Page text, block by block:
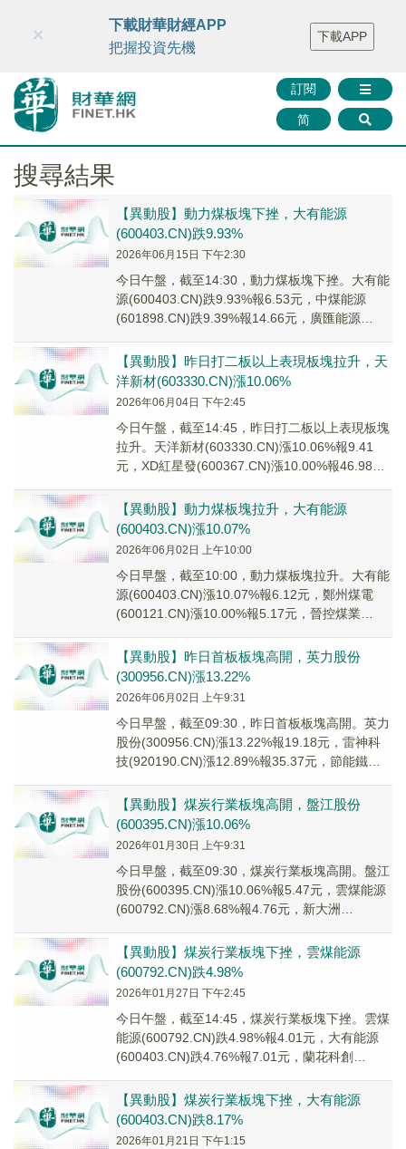
財華智庫網 FINTV FINMETA 財華證券 媒體矩陣
智庫沙龍
聯絡我們
訂閱
简
×
下載財華財經APP
把握投資先機
下載APP
搜尋結果
【異動股】動力煤板塊下挫，大有能源
(600403.CN)跌9.93%
2026年06月15日 下午2:30
今日午盤，截至14:30，動力煤板塊下挫。大有能
源(600403.CN)跌9.93%報6.53元，中煤能源
(601898.CN)跌9.39%報14.66元，廣匯能源
【異動股】昨日打二板以上表現板塊拉升，天
洋新材(603330.CN)漲10.06%
2026年06月04日 下午2:45
今日午盤，截至14:45，昨日打二板以上表現板塊
拉升。天洋新材(603330.CN)漲10.06%報9.41
元，XD紅星發(600367.CN)漲10.00%報46.98
【異動股】動力煤板塊拉升，大有能源
(600403.CN)漲10.07%
2026年06月02日 上午10:00
今日早盤，截至10:00，動力煤板塊拉升。大有能
源(600403.CN)漲10.07%報6.12元，鄭州煤電
(600121.CN)漲10.00%報5.17元，晉控煤業
【異動股】昨日首板板塊高開，英力股份
(300956.CN)漲13.22%
2026年06月02日 上午9:31
今日早盤，截至09:30，昨日首板板塊高開。英力
股份(300956.CN)漲13.22%報19.18元，雷神科
技(920190.CN)漲12.89%報35.37元，節能鐵漢
【異動股】煤炭行業板塊高開，盤江股份
(600395.CN)漲10.06%
2026年01月30日 上午9:31
今日早盤，截至09:30，煤炭行業板塊高開。盤江
股份(600395.CN)漲10.06%報5.47元，雲煤能源
(600792.CN)漲8.68%報4.76元，新大洲
【異動股】煤炭行業板塊下挫，雲煤能源
(600792.CN)跌4.98%
2026年01月27日 下午2:45
今日午盤，截至14:45，煤炭行業板塊下挫。雲煤
能源(600792.CN)跌4.98%報4.01元，大有能源
(600403.CN)跌4.76%報7.01元，蘭花科創
【異動股】煤炭行業板塊下挫，大有能源
(600403.CN)跌8.17%
2026年01月21日 下午1:15